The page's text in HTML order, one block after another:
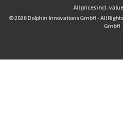
All prices incl.
© 2026 Dolphin Innovations GmbH - All
GmbH